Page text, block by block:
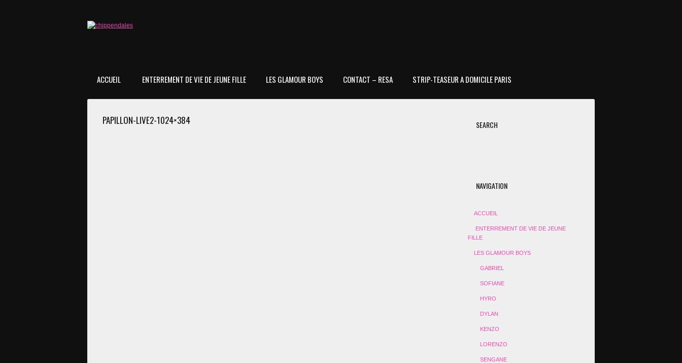
ACCUEIL ENTERREMENT DE VIE DE JEUNE FILLE LES GLAMOUR BOYS CONTACT – RESA STRIP-TEASEUR A DOMICILE PARIS
PAPILLON-LIVE2-1024×384 SEARCH
NAVIGATION
ACCUEIL
ENTERREMENT DE VIE DE JEUNE
FILLE
LES GLAMOUR BOYS
GABRIEL
SOFIANE
HYRO
DYLAN
KENZO
LORENZO
SENGANE